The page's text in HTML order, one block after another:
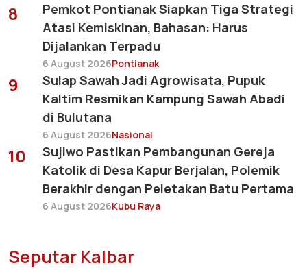
8
Pemkot Pontianak Siapkan Tiga Strategi
Atasi Kemiskinan, Bahasan: Harus
Dijalankan Terpadu
6 August 2026Pontianak
9
Sulap Sawah Jadi Agrowisata, Pupuk
Kaltim Resmikan Kampung Sawah Abadi
di Bulutana
6 August 2026Nasional
10
Sujiwo Pastikan Pembangunan Gereja
Katolik di Desa Kapur Berjalan, Polemik
Berakhir dengan Peletakan Batu Pertama
6 August 2026Kubu Raya
Seputar Kalbar